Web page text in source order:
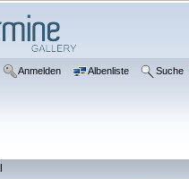
Anmelden Albenliste Suche